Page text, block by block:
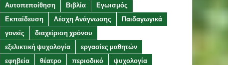
Αυτοπεποίθηση
Βιβλία
Εγωισμός
Εκπαίδευση
Λέσχη Ανάγνωσης
Παιδαγωγικά
γονείς
διαχείριση χρόνου
εξελικτική ψυχολογία
εργασίες μαθητών
εφηβεία
θέατρο περιοδικό ψυχολογία